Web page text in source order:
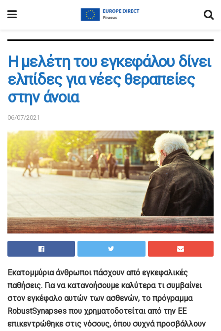
Η μελέτη του εγκεφάλου δίνει
ελπίδες για νέες θεραπείες
στην άνοια
06/07/2021
Εκατομμύρια άνθρωποι πάσχουν από εγκεφαλικές
παθήσεις. Για να κατανοήσουμε καλύτερα τι συμβαίνει
στον εγκέφαλο αυτών των ασθενών, το πρόγραμμα
RobustSynapses που χρηματοδοτείται από την ΕΕ
επικεντρώθηκε στις νόσους, όπου συχνά προσβάλλουν